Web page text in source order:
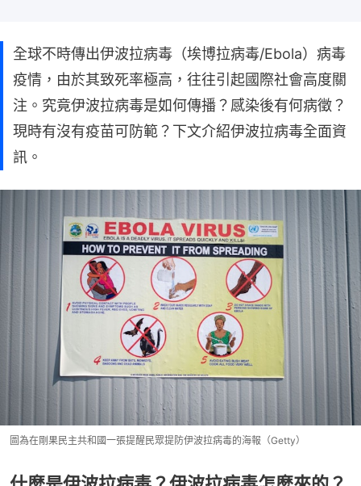
全球不時傳出伊波拉病毒（埃博拉病毒/Ebola）病毒
疫情，由於其致死率極高，往往引起國際社會高度關
注。究竟伊波拉病毒是如何傳播？感染後有何病徵？
現時有沒有疫苗可防範？下文介紹伊波拉病毒全面資
訊。
圖為在剛果民主共和國一張提醒民眾提防伊波拉病毒的海報（Getty）